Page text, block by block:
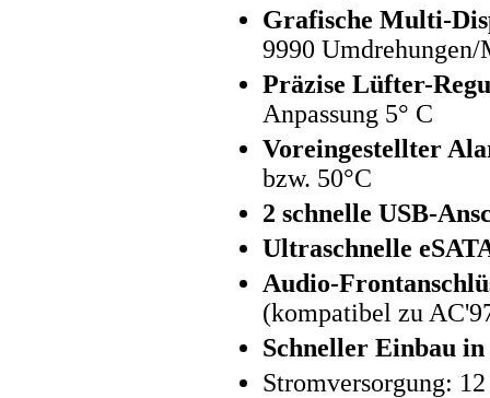
Grafische Multi-
9990
Präzise Lüfter-
Anpassung 5° C
Voreingestellter
bzw. 50°C
2 schnelle USB-
Ultraschnelle
Audio-
(kompatibel zu
Schneller Einbau
Stromversorgung: